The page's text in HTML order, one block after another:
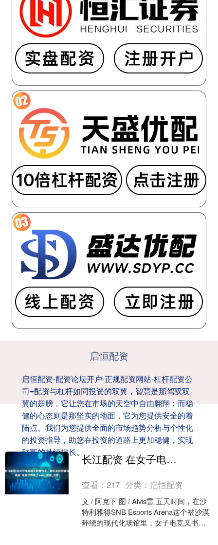
启恒配资
启恒配资-配资论坛开户-正规配资网站-杠杆配资公
司=配资与杠杆如同投资的双翼，智慧是那驾驭双
翼的翅膀，它让您在市场的天空中自由翱翔；而稳
健的心态则是那坚实的地面，它为您提供安全的着
陆点。我们为您提供全面的市场趋势分析与个性化
的投资指导，助您在投资的道路上更加稳健，实现
财富的持续增长。
长江配资 在女子电竞最大的舞台上，她们走出伤痛与家庭 电竞世界杯_Team_决赛_生态
查看：217 分类： 启恒配资
文 / 阿克下 图 / Alvis雷 五天时间，在沙
特利雅得SNB Esports Arena这个被沙漠
环绕的现代化场馆里，女子电竞又书写